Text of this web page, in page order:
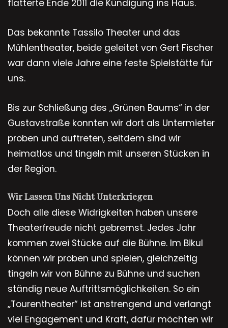
flatterte Ende 2011 die Kündigung ins Haus.
Das bekannte Tassilo Theater und das
Mühlentheater, beide geleitet von Gert Fischer
war dann viele Jahre eine feste Spielstätte für
uns.
Bis zur Schließung des „Grünen Baums“ in der
Gustavstraße konnten wir dort als Untermieter
proben und auftreten, seitdem sind wir
heimatlos und tingeln mit unseren Stücken in
der Region.
Wir Lassen Uns Nicht Unterkriegen
Doch alle diese Widrigkeiten haben unsere
Theaterfreude nicht gebremst. Jedes Jahr
kommen zwei Stücke auf die Bühne. Im Bikul
können wir proben und spielen, gleichzeitig
tingeln wir von Bühne zu Bühne und suchen
ständig neue Auftrittsmöglichkeiten. So ein
„Tourentheater“ ist anstrengend und verlangt
viel Engagement und Kraft, dafür möchten wir